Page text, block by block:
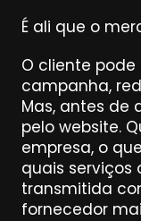
É ali que o
O cliente
campanha,
Mas, antes de
pelo website.
empresa, o
quais serviços
transmitida
fornecedor